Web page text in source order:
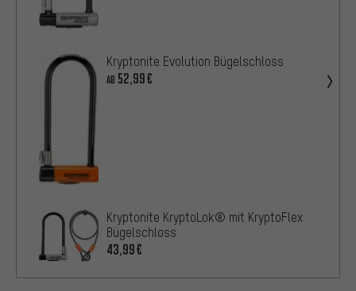
Kryptonite Evolution Bügelschloss
AB 52,99€
Kryptonite KryptoLok® mit KryptoFlex
Bügelschloss
43,99€